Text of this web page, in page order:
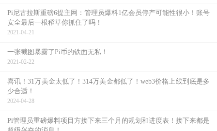
Pi尼古拉斯重磅6提主网：管理员爆料1亿会员停产可能性很小！账号
安全最后一根稻草你抓住了吗！
2021-04-21
一张截图暴露了Pi币的铁面无私！
2021-02-22
喜讯！31万美金太低了！314万美金都低了！web3价格上线到底是多
少合适！
2024-04-28
Pi管理员重磅爆料项目方接下来三个月的规划和进度表！接下来都是